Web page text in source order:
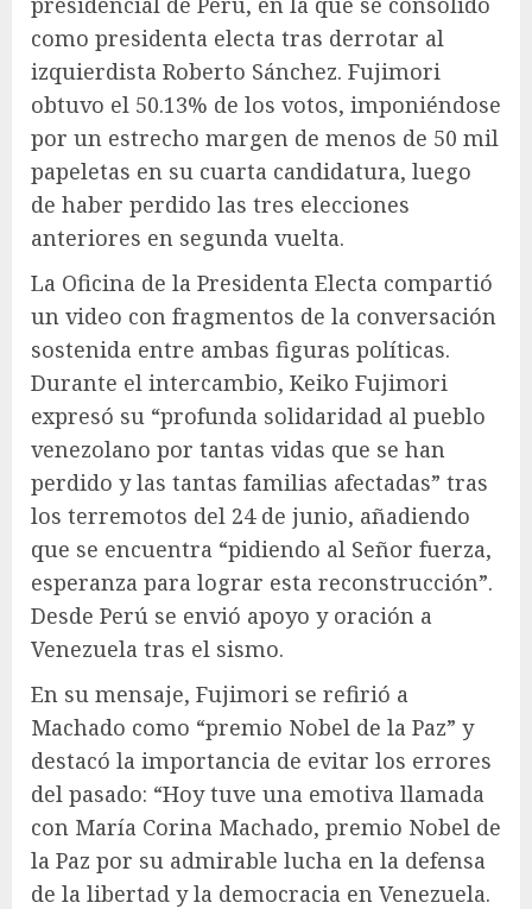
como presidenta electa tras derrotar al
izquierdista Roberto Sánchez. Fujimori
obtuvo el 50.13% de los votos, imponiéndose
por un estrecho margen de menos de 50 mil
papeletas en su cuarta candidatura, luego
de haber perdido las tres elecciones
anteriores en segunda vuelta.
La Oficina de la Presidenta Electa compartió
un video con fragmentos de la conversación
sostenida entre ambas figuras políticas.
Durante el intercambio, Keiko Fujimori
expresó su “profunda solidaridad al pueblo
venezolano por tantas vidas que se han
perdido y las tantas familias afectadas” tras
los terremotos del 24 de junio, añadiendo
que se encuentra “pidiendo al Señor fuerza,
esperanza para lograr esta reconstrucción”.
Desde Perú se envió apoyo y oración a
Venezuela tras el sismo.
En su mensaje, Fujimori se refirió a
Machado como “premio Nobel de la Paz” y
destacó la importancia de evitar los errores
del pasado: “Hoy tuve una emotiva llamada
con María Corina Machado, premio Nobel de
la Paz por su admirable lucha en la defensa
de la libertad y la democracia en Venezuela.